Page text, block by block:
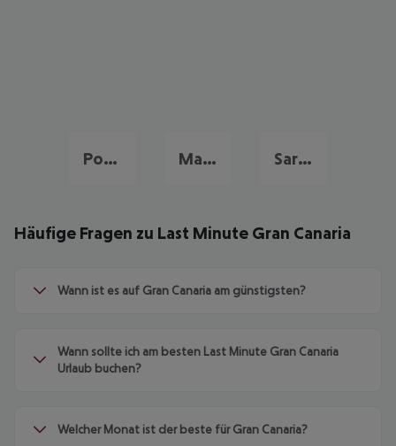
Portugal Urlaub Malta Last Minute Sardinien Last Minute
Häufige Fragen zu Last Minute Gran Canaria
Wann ist es auf Gran Canaria am günstigsten?
Wann sollte ich am besten Last Minute Gran Canaria
Urlaub buchen?
Welcher Monat ist der beste für Gran Canaria?